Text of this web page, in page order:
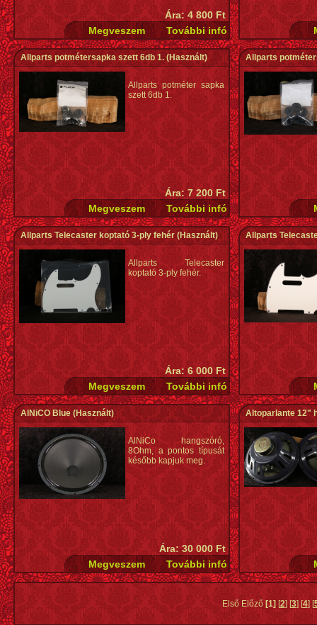
Ára: 4 800 Ft
Allparts potmétersapka szett 6db 1.(Használt)
Allparts potméter sapka
szett 6db 1.
Ára: 7 200 Ft
Allparts
Allparts Telecaster koptató 3-ply fehér(Használt)
Allparts Telecaster
koptató 3-ply fehér.
Ára: 6 000 Ft
Allparts
AlNiCO Blue(Használt)
AlNiCo hangszóró,
8Ohm, a pontos típusát
később kapjuk meg.
Ára: 30 000 Ft
Altoparlante 12"
Első Előző [1][2] [3] [4] [